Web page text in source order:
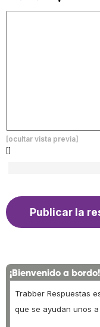
[ocultar vista previa]
[]
¡Bienvenido a bordo!
Trabber Respuestas
que se ayudan unos a